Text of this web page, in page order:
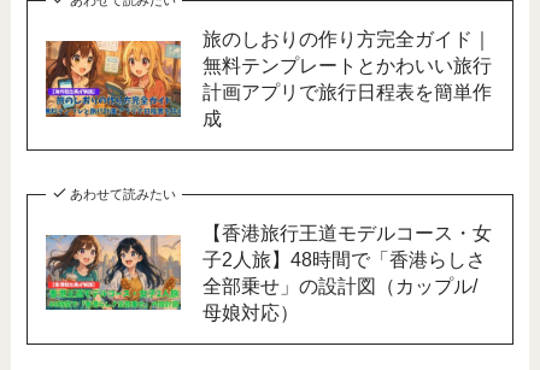
旅のしおりの作り方完全ガイド｜
無料テンプレートとかわいい旅行
計画アプリで旅行日程表を簡単作
成
あわせて読みたい
【香港旅行王道モデルコース・女
子2人旅】48時間で「香港らしさ
全部乗せ」の設計図（カップル/
母娘対応）